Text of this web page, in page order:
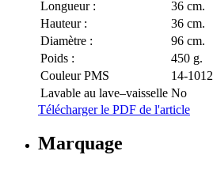
Longueur :
36 cm.
Hauteur :
36 cm.
Diamètre :
96 cm.
Poids :
450 g.
Couleur PMS
14-1012
Lavable au lave–vaisselle No
Télécharger le PDF de l'article
Marquage